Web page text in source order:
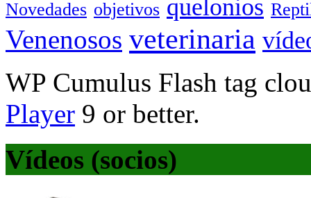
Novedades objetivos quelonios
Venenosos veterinaria
WP Cumulus Flash tag
Player 9 or better.
Vídeos (socios)